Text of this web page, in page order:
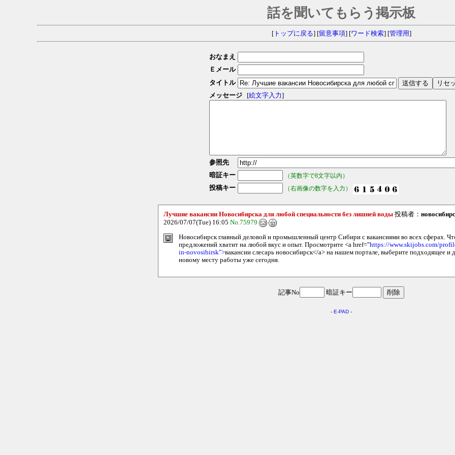
話を聞いてもらう掲示板
[トップに戻る] [留意事項] [ワード検索] [管理用]
おなまえ
Ｅメール
タイトル
メッセージ
[絵文字入力]
参照先
暗証キー
（英数字で8文字以内）
投稿キー （右画像の数字を入力）
Лучшие вакансии Новосибирска для любой специальности без лишней воды 投稿者：
2026/07/07(Tue) 16:05 No.75979
Новосибирск главный деловой и промышленный центр Сибири с вакансиями во всех сферах.
предложений хватит на любой вкус и опыт. Просмотрите <a href="https://www.skijobs.com/
in-novosibirsk">вакансии слесарь новосибирск</a> на нашем портале, выберите подходящее и
новому месту работы уже сегодня.
記事No 暗証キー
- E-PAD -